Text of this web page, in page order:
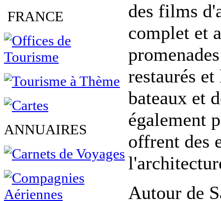
FRANCE
ANNUAIRES
des films
complet et
restaurés
bateaux et
également
offrent des
Autour de